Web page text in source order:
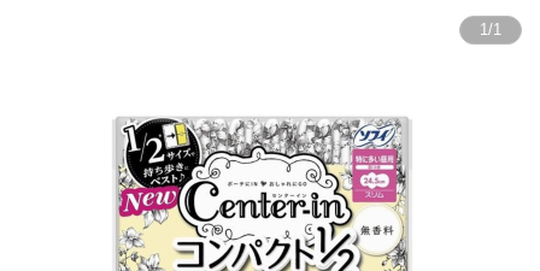
1/1